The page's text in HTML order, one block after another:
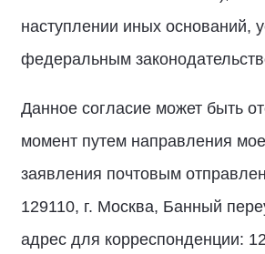
наступлении иных оснований,
федеральным
Данное согласие может быть
момент путем направления
заявления почтовым
129110, г. Москва, Банный
адрес для корреспонденции: